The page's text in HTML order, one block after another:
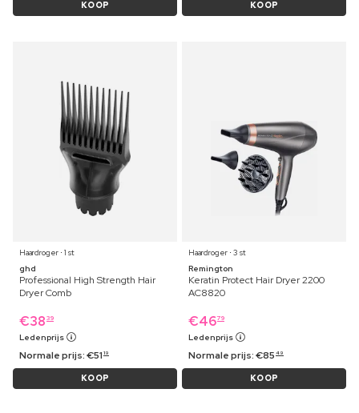
KOOP KOOP
Haardroger ⋅ 1 st
ghd
Professional High Strength Hair
Dryer Comb
€38 39
Ledenprijs
Normale prijs:€51 19
KOOP
Haardroger ⋅ 3 st
Remington
Keratin Protect Hair Dryer 2200
AC8820
€4679
Ledenprijs
Normale prijs:€85 49
KOOP